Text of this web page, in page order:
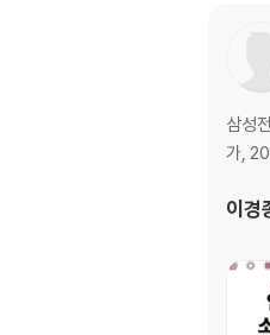
___내
___무
___개
[사잇
2장. 알
알고리
___알
___합
삼성
가,
이경